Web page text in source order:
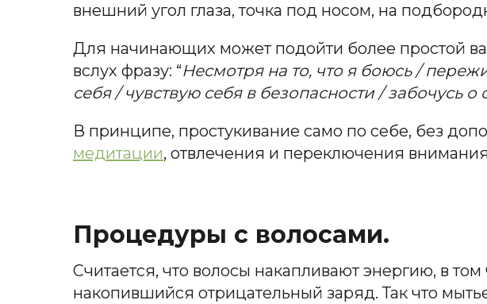
внешний угол глаза, точка под носом, на
Для начинающих может подойти более простой
вслух фразу: “Несмотря на то, что я боюсь /
себя / чувствую себя в безопасности / забочусь
В принципе, простукивание само по себе, без
медитации, отвлечения и переключения
Процедуры с волосами.
Считается, что волосы накапливают энергию, в
накопившийся отрицательный заряд. Так что